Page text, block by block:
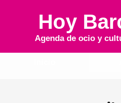
Hoy
Agenda de ocio y